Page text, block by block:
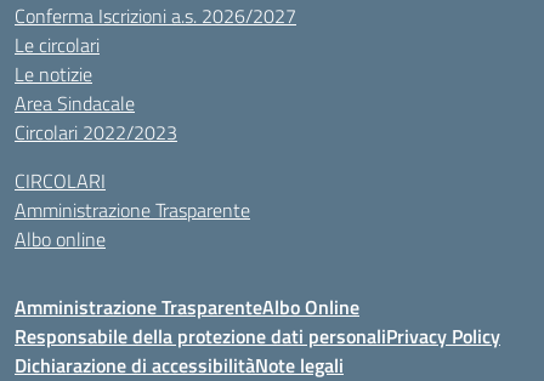
Conferma Iscrizioni a.s. 2026/2027
Le circolari
Le notizie
Area Sindacale
Circolari 2022/2023
CIRCOLARI
Amministrazione Trasparente
Albo online
Amministrazione TrasparenteAlbo Online
Responsabile della protezione dati personaliPrivacy Policy
Dichiarazione di accessibilitàNote legali